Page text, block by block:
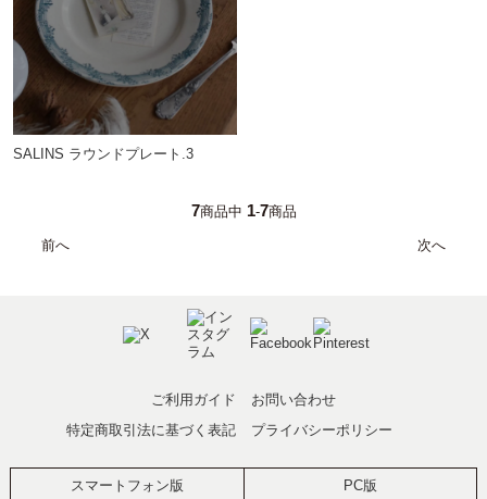
SALINS ラウンドプレート.3
7商品中 1-7商品
前へ 次へ
ご利用ガイド
お問い合わせ
特定商取引法に基づく表記
プライバシーポリシー
スマートフォン版 PC版